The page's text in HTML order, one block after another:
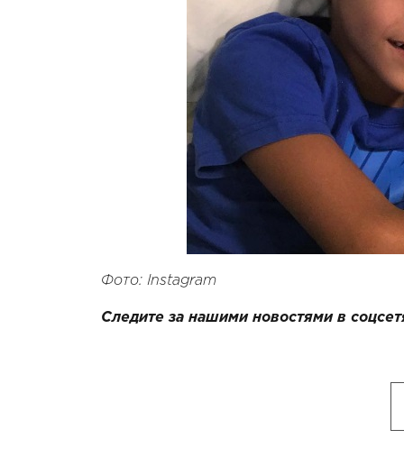
Фото: Instagram
Следите за нашими новостями в